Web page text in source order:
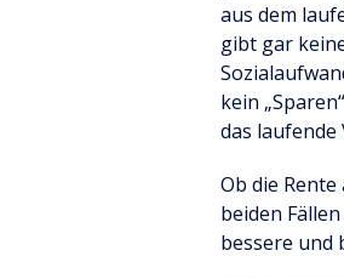
aus dem
gibt gar
kein
das laufende
Ob die
beiden
bessere und